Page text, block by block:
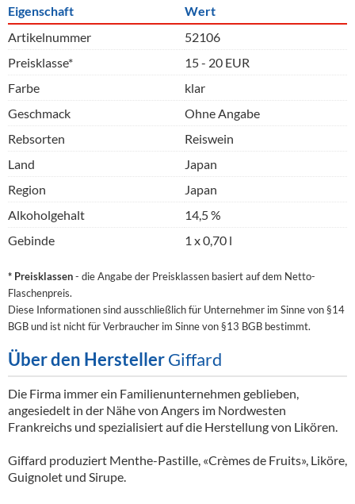
Eigenschaft
Wert
Artikelnummer
52106
Preisklasse*
15 - 20 EUR
Farbe
klar
Geschmack
Ohne Angabe
Rebsorten
Reiswein
Land
Japan
Region
Japan
Alkoholgehalt
14,5 %
Gebinde
1 x 0,70 l
* Preisklassen- die Angabe der Preisklassen basiert auf dem Netto-
Flaschenpreis.
Diese Informationen sind ausschließlich für Unternehmer im Sinne von §14
BGB und ist nicht für Verbraucher im Sinne von §13 BGB bestimmt.
Über den HerstellerGiffard
Die Firma immer ein Familienunternehmen geblieben,
angesiedelt in der Nähe von Angers im Nordwesten
Frankreichs und spezialisiert auf die Herstellung von Likören.
Giffard produziert Menthe-Pastille, «Crèmes de Fruits», Liköre,
Guignolet und Sirupe.